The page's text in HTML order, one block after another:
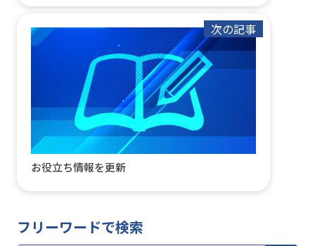
お役立ち情報を更新
次の記事
フリーワードで検索